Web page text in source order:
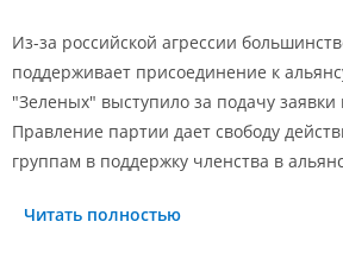
Из-за российской агрессии
поддерживает присоединение к
"Зеленых" выступило за подачу
Правление партии дает свободу
группам в поддержку членства в
Читать полностью